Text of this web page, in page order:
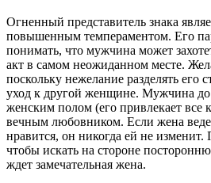
Огненный представитель знака
повышенным темпераментом. Его
понимать, что мужчина может
акт в самом неожиданном месте.
поскольку нежелание разделять его
уход к другой женщине. Мужчина до
женским полом (его привлекает все
вечным любовником. Если жена
нравится, он никогда ей не
чтобы искать на стороне
ждет замечательная жена.